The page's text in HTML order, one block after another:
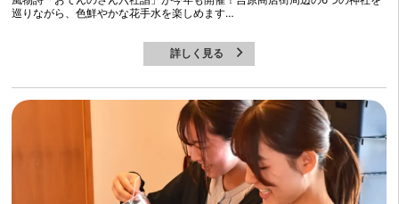
巡りながら、色鮮やかな花手水を楽しめます…
詳しく見る